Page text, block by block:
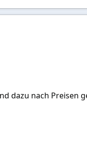
dazu nach Preisen